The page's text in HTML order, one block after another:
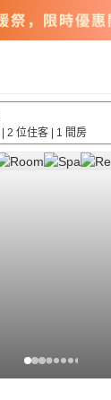
| 2 位住客 | 1 間房